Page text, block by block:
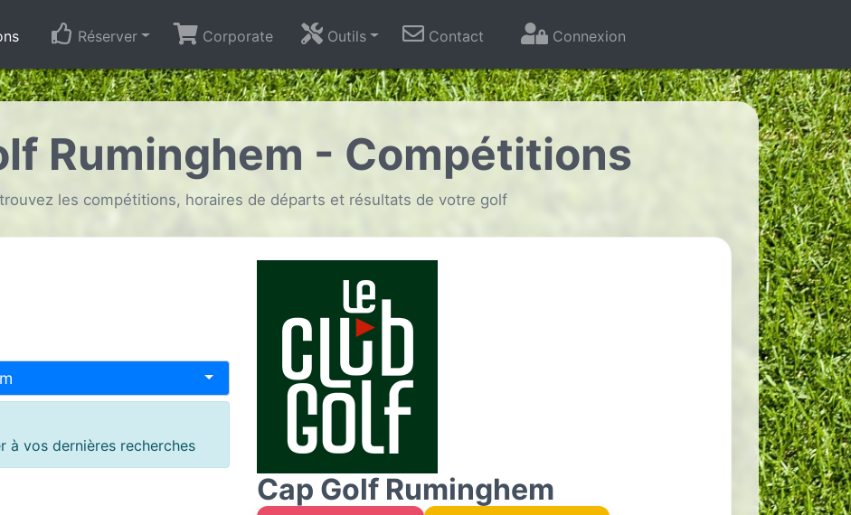
Réserver Corporate Outils Contact Connexion
Ruminghem - Compétitions
les compétitions, horaires de départs et résultats de votre golf
à vos dernières recherches
Cap Golf Ruminghem